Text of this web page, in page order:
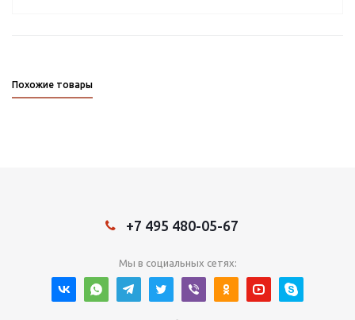
Похожие товары
+7 495 480-05-67
Мы в социальных сетях: